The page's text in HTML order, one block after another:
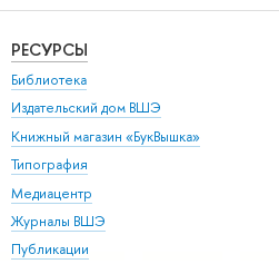
РЕСУРСЫ
Библиотека
Издательский дом ВШЭ
Книжный магазин «БукВышка»
Типография
Медиацентр
Журналы ВШЭ
Публикации